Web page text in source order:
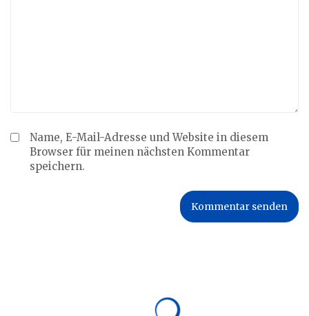
Name, E-Mail-Adresse und Website in diesem
Browser für meinen nächsten Kommentar
speichern.